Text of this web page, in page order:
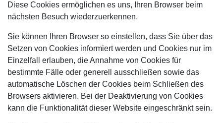
Diese Cookies ermöglichen es uns, Ihren Browser beim
nächsten Besuch wiederzuerkennen.
Sie können Ihren Browser so einstellen, dass Sie über das
Setzen von Cookies informiert werden und Cookies nur im
Einzelfall erlauben, die Annahme von Cookies für
bestimmte Fälle oder generell ausschließen sowie das
automatische Löschen der Cookies beim Schließen des
Browsers aktivieren. Bei der Deaktivierung von Cookies
kann die Funktionalität dieser Website eingeschränkt sein.